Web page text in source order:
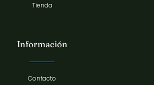
Tienda
Información
Contacto